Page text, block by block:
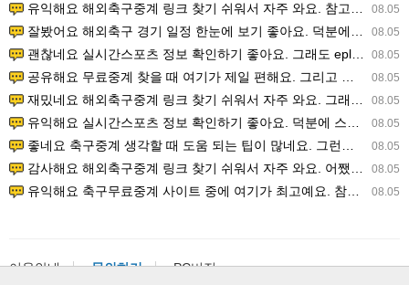
08.05
유익해요 해외축구중계 링크 찾기 쉬워서 자주 와요. 참고로 무료스포츠중계 정보 확인할 때 출처 꼭 체크해요.…
08.05
잘봤어요 해외축구 경기 일정 한눈에 보기 좋아요. 덕분에 epl중계 볼 때 공식 중계 채널 먼저 찾아봐요. …
08.05
괜찮네요 실시간스포츠 정보 확인하기 좋아요. 그래도 epl중계 볼 때 공식 중계 채널 먼저 찾아봐요. 북마크…
08.05
공유해요 무료중계 찾을 때 여기가 제일 편해요. 그리고 무료스포츠중계 정보 확인할 때 출처 꼭 체크해요. 앞…
08.05
재밌네요 해외축구중계 링크 찾기 쉬워서 자주 와요. 그래서 해외축구중계도 정식 서비스로 봐야 안전해요. 다음…
08.05
유익해요 실시간스포츠 정보 확인하기 좋아요. 덕분에 스포츠중계는 합법적인 경로로만 시청하려 해요. 좋은 정보…
08.05
좋네요 축구중계 생각할 때 도움 되는 팁이 많네요. 그런데 해외축구중계도 정식 서비스로 봐야 안전해요. 다음…
08.05
감사해요 해외축구중계 링크 찾기 쉬워서 자주 와요. 어쨌든 축구무료중계도 합법적인 곳에서 봐야 마음 편해요.…
08.05
유익해요 축구무료중계 사이트 중에 여기가 최고예요. 참고로 축구무료중계도 합법적인 곳에서 봐야 마음 편해요.…
이용안내 문의하기 PC버전